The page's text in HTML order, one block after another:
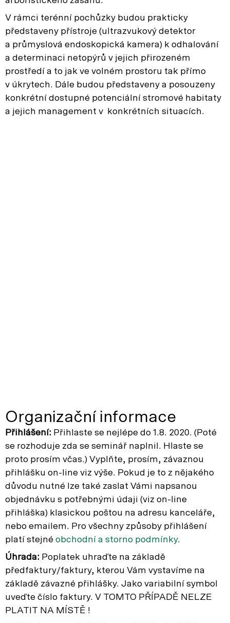
V rámci terénní pochůzky budou prakticky
představeny přístroje (ultrazvukový detektor
a průmyslová endoskopická kamera) k odhalování
a determinaci netopýrů v jejich přirozeném
prostředí a to jak ve volném prostoru tak přímo
v úkrytech. Dále budou představeny a posouzeny
konkrétní dostupné potenciální stromové habitaty
a jejich management v konkrétních situacích.
Organizační informace
Přihlášení: Přihlaste se nejlépe do 1.8. 2020. (Poté
se rozhoduje zda se seminář naplnil. Hlaste se
proto prosím včas.) Vyplňte, prosím, závaznou
přihlášku on-line viz výše. Pokud je to z nějakého
důvodu nutné lze také zaslat Vámi napsanou
objednávku s potřebnými údaji (viz on-line
přihláška) klasickou poštou na adresu kanceláře,
nebo emailem. Pro všechny způsoby přihlášení
platí stejné obchodní a storno podmínky.
Úhrada: Poplatek uhraďte na základě
předfaktury/faktury, kterou Vám vystavíme na
základě závazné přihlášky. Jako variabilní symbol
uveďte číslo faktury. V TOMTO PŘÍPADĚ NELZE
PLATIT NA MÍSTĚ !